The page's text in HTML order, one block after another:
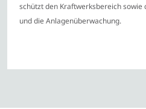
schützt den Kraftwerksbereich
und die Anlagenüberwachung.